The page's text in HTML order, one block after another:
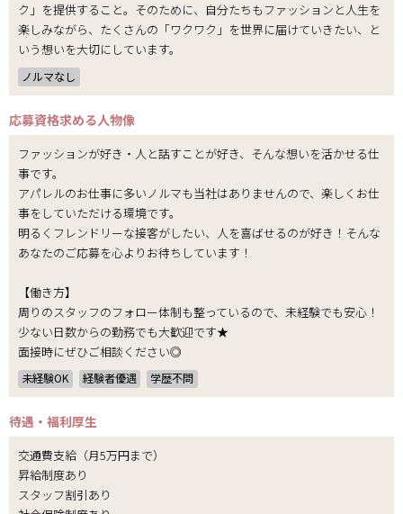
ク」を提供すること。そのために、自分たちもファッションと人生を
楽しみながら、たくさんの「ワクワク」を世界に届けていきたい、と
いう想いを大切にしています。
ノルマなし
応募資格求める人物像
ファッションが好き・人と話すことが好き、そんな想いを活かせる仕
事です。
アパレルのお仕事に多いノルマも当社はありませんので、楽しくお仕
事をしていただける環境です。
明るくフレンドリーな接客がしたい、人を喜ばせるのが好き！そんな
あなたのご応募を心よりお待ちしています！
【働き方】
周りのスタッフのフォロー体制も整っているので、未経験でも安心！
少ない日数からの勤務でも大歓迎です★
面接時にぜひご相談ください◎
未経験OK 経験者優遇 学歴不問
待遇・福利厚生
交通費支給（月5万円まで）
昇給制度あり
スタッフ割引あり